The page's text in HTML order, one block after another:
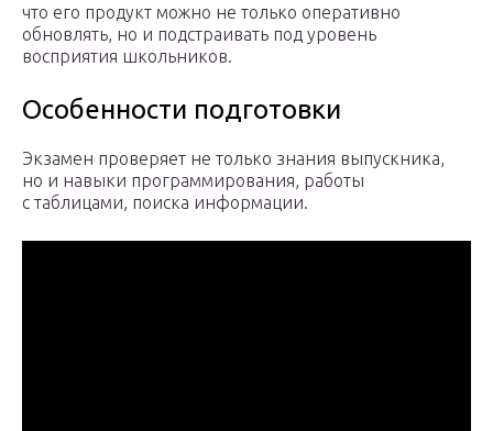
что его продукт можно не только оперативно
обновлять, но и подстраивать под уровень
восприятия школьников.
Особенности подготовки
Экзамен проверяет не только знания выпускника,
но и навыки программирования, работы
с таблицами, поиска информации.